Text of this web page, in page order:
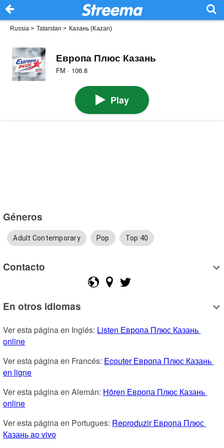
Russia > Tatarstan > Казань (Kazan)
Европа Плюс Казань
FM · 106.8
Play
Géneros
Adult Contemporary Pop Top 40
Contacto
En otros idiomas
Ver esta página en Inglés: Listen Европа Плюс Казань
online
Ver esta página en Francés: Ecouter Европа Плюс Казань
en ligne
Ver esta página en Alemán: Hören Европа Плюс Казань
online
Ver esta página en Portugues: Reproduzir Европа Плюс
Казань ao vivo